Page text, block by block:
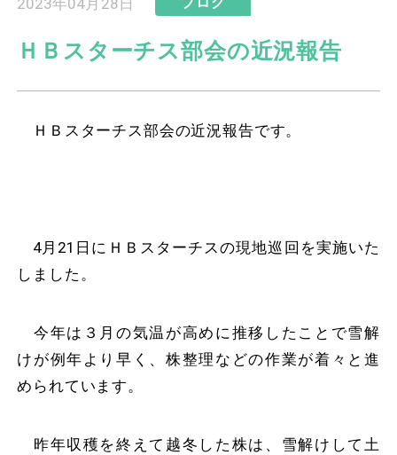
2023年04月28日
ＨＢスターチス部会の近況報告
ＨＢスターチス部会の近況報告です。
4月21日にＨＢスターチスの現地巡回を実施いた
しました。
今年は３月の気温が高めに推移したことで雪解
けが例年より早く、株整理などの作業が着々と進
められています。
昨年収穫を終えて越冬した株は、雪解けして土